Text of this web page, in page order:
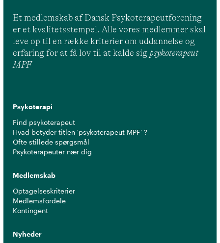
Et medlemskab af Dansk Psykoterapeutforening
er et kvalitetsstempel. Alle vores medlemmer skal
leve op til en række kriterier om uddannelse og
erfaring for at få lov til at kalde sig psykoterapeut
MPF
Psykoterapi
Find psykoterapeut
Hvad betyder titlen 'psykoterapeut MPF' ?
Ofte stillede spørgsmål
Psykoterapeuter nær dig
Medlemskab
Optagelseskriterier
Medlemsfordele
Kontingent
Nyheder